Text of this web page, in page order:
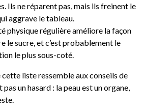
Ils ne réparent pas, mais ils freinent le
aggrave le tableau.
physique régulière améliore la façon
le sucre, et c’est probablement le
le plus sous-coté.
liste ressemble aux conseils de
pas un hasard : la peau est un organe,